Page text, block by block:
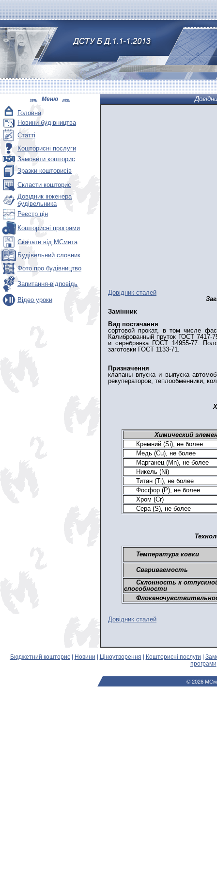
укр. Меню рус.
Головна
Новини будівництва
Статті
Кошторисні послуги
Замовити кошторис
Зразки кошторисів
Скласти кошторис
Довідник інженера
будівельника
Реєстр цін
Кошторисні програми
Скачати від МСмета
Будівельний словник
Фото про будівництво
Запитання-відповідь
Відео уроки
Довідник сталей
Замінник
Вид постачання
сортовой прокат, в том числе
Калиброванный пруток ГОСТ
и серебрянка ГОСТ 14955-77.
заготовки ГОСТ 1133-71.
Призначення
клапаны впуска и выпуска
рекуператоров, теплообменники,
Химический
Кремний (Si), не более
Медь (Cu), не более
Марганец (Mn), не более
Никель (Ni)
Титан (Ti), не более
Фосфор (P), не более
Хром (Cr)
Сера (S), не более
Температура ковки
Свариваемость
Склонность к
способности
Довідник сталей
Бюджетний кошторис| Новини Ціноутворення Кошторисні послуги
програми
© 2026